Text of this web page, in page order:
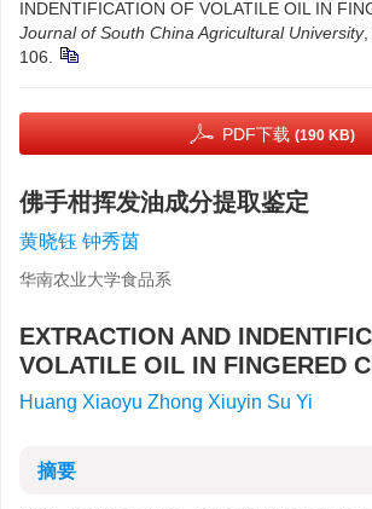
INDENTIFICATION OF VOLATILE OIL IN
Journal of South China Agricultural University,
106.
PDF下载 (190 KB)
佛手柑挥发油成分提取鉴定
黄晓钰 钟秀茵
华南农业大学食品系
EXTRACTION AND
VOLATILE OIL IN FINGERED
Huang Xiaoyu Zhong Xiuyin Su Yi
摘要